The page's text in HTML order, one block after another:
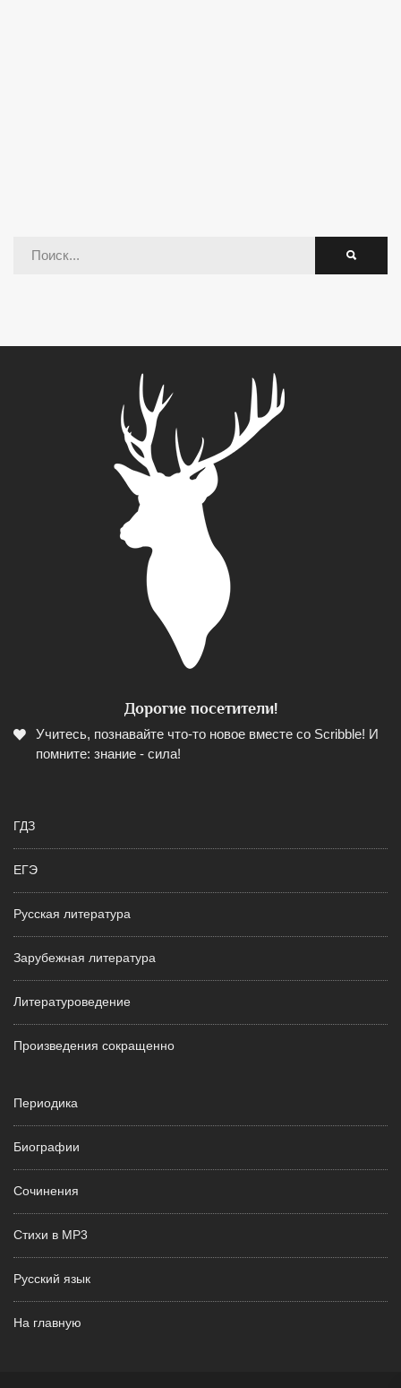
Дорогие посетители!
Учитесь, познавайте что-то новое вместе со Scribble! И
помните: знание - сила!
ГДЗ
ЕГЭ
Русская литература
Зарубежная литература
Литературоведение
Произведения сокращенно
Периодика
Биографии
Сочинения
Стихи в MP3
Русский язык
На главную